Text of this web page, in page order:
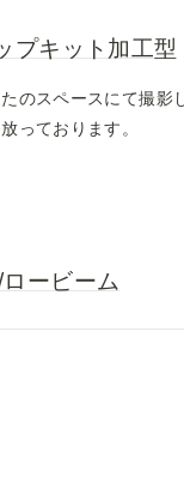
プキット加工型
のスペースにて撮
っております。
ービーム